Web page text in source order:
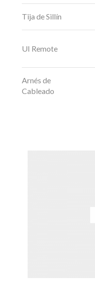
Tija de Sillín
UI Remote
Arnés de
Cableado